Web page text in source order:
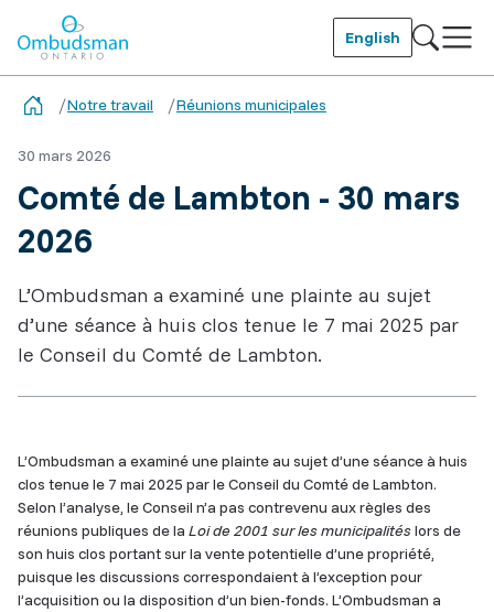
content
English
Notre travail Réunions municipales
30 mars 2026
Comté de Lambton - 30 mars
2026
L’Ombudsman a examiné une plainte au sujet
d’une séance à huis clos tenue le 7 mai 2025 par
le Conseil du Comté de Lambton.
L’Ombudsman a examiné une plainte au sujet d’une séance à huis
clos tenue le 7 mai 2025 par le Conseil du Comté de Lambton.
Selon l’analyse, le Conseil n’a pas contrevenu aux règles des
réunions publiques de la Loi de 2001 sur les municipalitéslors de
son huis clos portant sur la vente potentielle d’une propriété,
puisque les discussions correspondaient à l’exception pour
l’acquisition ou la disposition d’un bien-fonds. L’Ombudsman a